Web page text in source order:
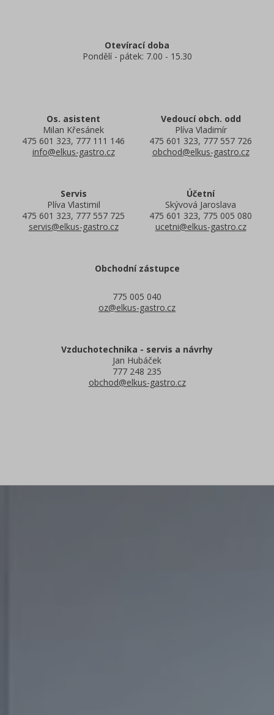
Otevírací doba
Pondělí - pátek: 7.00 - 15.30
Os. asistent
Milan Křesánek
475 601 323, 777 111 146
info@elkus-gastro.cz
Vedoucí obch. odd
Plíva Vladimír
475 601 323, 777 557 726
obchod@elkus-gastro.cz
Servis
Plíva Vlastimil
475 601 323, 777 557 725
servis@elkus-gastro.cz
Účetní
Skývová Jaroslava
475 601 323, 775 005 080
ucetni@elkus-gastro.cz
Obchodní zástupce
775 005 040
oz@elkus-gastro.cz
Vzduchotechnika - servis a návrhy
Jan Hubáček
777 248 235
obchod@elkus-gastro.cz